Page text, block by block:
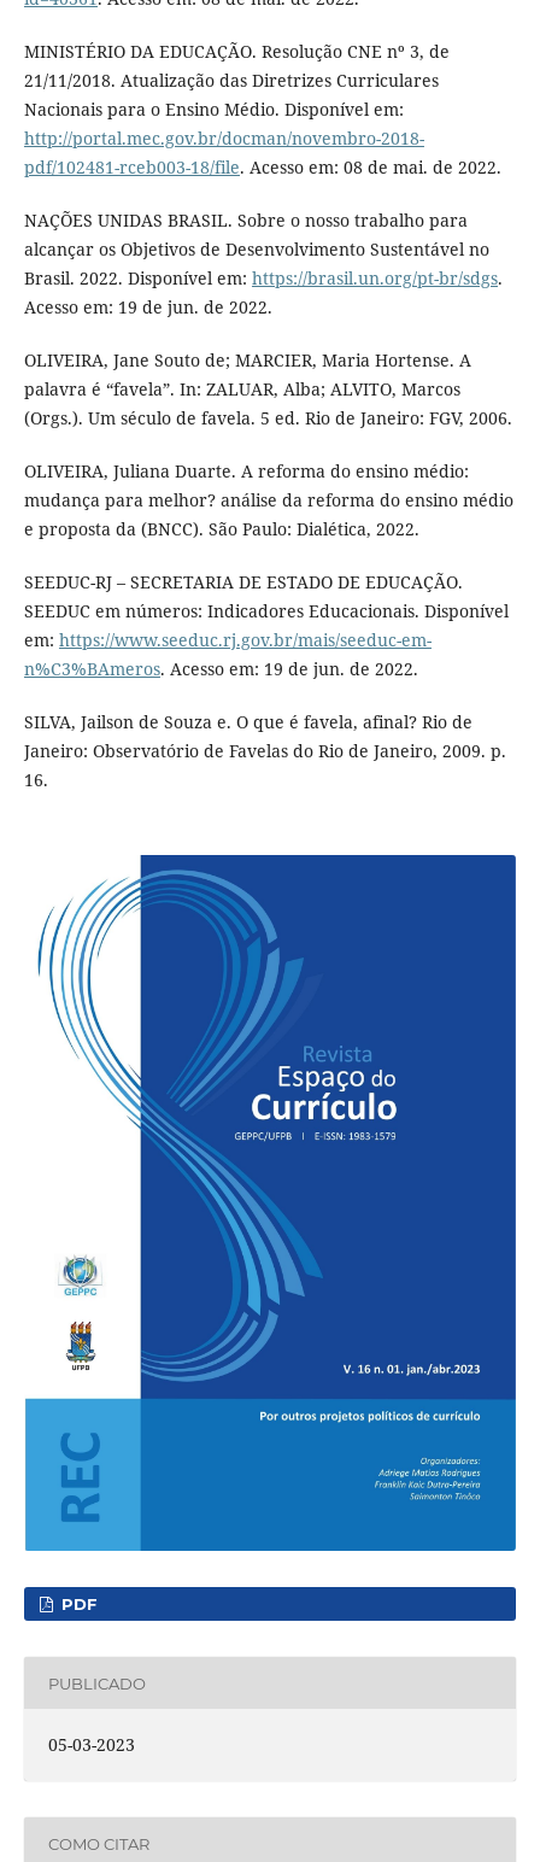
MINISTÉRIO DA EDUCAÇÃO. Resolução CNE nº 3, de
21/11/2018. Atualização das Diretrizes Curriculares
Nacionais para o Ensino Médio. Disponível em:
http://portal.mec.gov.br/docman/novembro-2018-
pdf/102481-rceb003-18/file. Acesso em: 08 de mai. de 2022.
NAÇÕES UNIDAS BRASIL. Sobre o nosso trabalho para
alcançar os Objetivos de Desenvolvimento Sustentável no
Brasil. 2022. Disponível em: https://brasil.un.org/pt-br/sdgs.
Acesso em: 19 de jun. de 2022.
OLIVEIRA, Jane Souto de; MARCIER, Maria Hortense. A
palavra é “favela”. In: ZALUAR, Alba; ALVITO, Marcos
(Orgs.). Um século de favela. 5 ed. Rio de Janeiro: FGV, 2006.
OLIVEIRA, Juliana Duarte. A reforma do ensino médio:
mudança para melhor? análise da reforma do ensino médio
e proposta da (BNCC). São Paulo: Dialética, 2022.
SEEDUC-RJ – SECRETARIA DE ESTADO DE EDUCAÇÃO.
SEEDUC em números: Indicadores Educacionais. Disponível
em: https://www.seeduc.rj.gov.br/mais/seeduc-em-
n%C3%BAmeros. Acesso em: 19 de jun. de 2022.
SILVA, Jailson de Souza e. O que é favela, afinal? Rio de
Janeiro: Observatório de Favelas do Rio de Janeiro, 2009. p.
16.
PDF
PUBLICADO
05-03-2023
COMO CITAR